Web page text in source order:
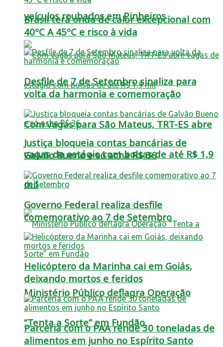
veículos roubados em Pinheiros
Com vagas para São Mateus, TRT-ES abre
vagas de estágio com bolsas de até R$ 1,9
mil
Ministério Público deflagra Operação
“Tenta a Sorte” em Fundão
Brasil terá onda de calor excepcional com
40ºC A 45ºC e risco à vida
Desfile de 7 de Setembro sinaliza para
volta da harmonia e comemoração
Justiça bloqueia contas bancárias de
Galvão Bueno e só acha R$ 36
Governo Federal realiza desfile
comemorativo ao 7 de Setembro
Helicóptero da Marinha cai em Goiás,
deixando mortos e feridos
Parceria com o PAA rende 30 toneladas de
alimentos em junho no Espírito Santo